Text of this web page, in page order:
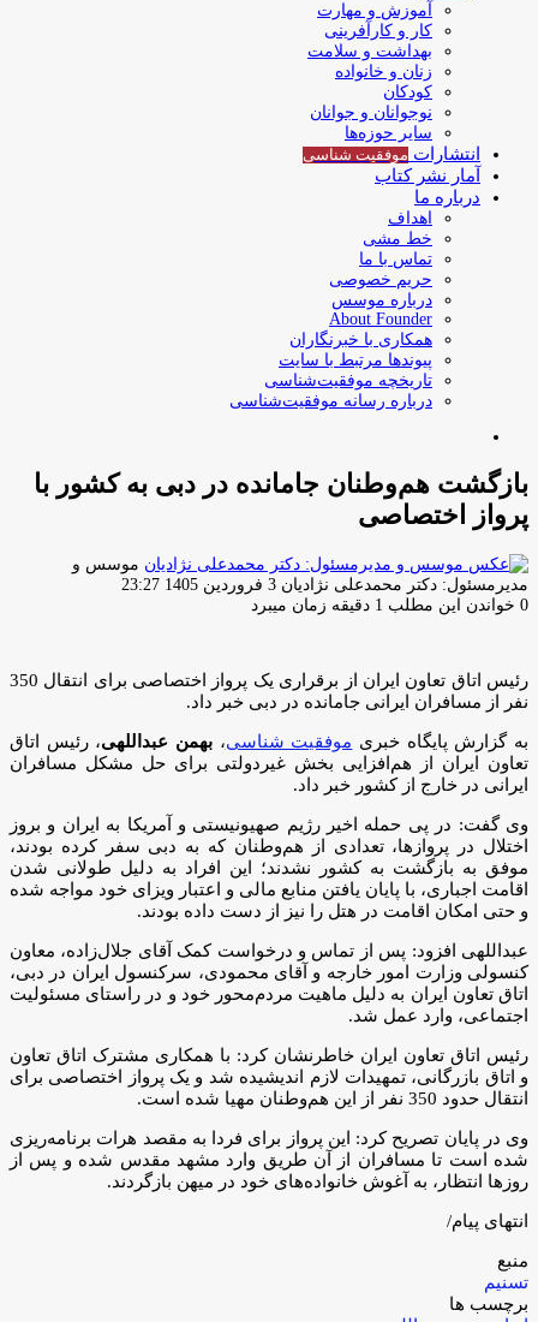
آموزش و مهارت
کار و کارآفرینی
بهداشت و سلامت
زنان و خانواده
کودکان
نوجوانان و جوانان
سایر حوزه‌ها
انتشارات موفقیت‌ شناسی
آمار نشر کتاب
درباره ما
اهداف
خط مشی
تماس با ما
حریم خصوصی
درباره موسس
About Founder
همکاری با خبرنگاران
پیوندها مرتبط با سایت
تاریخچه موفقیت‌شناسی
درباره رسانه موفقیت‌شناسی
بازگشت هم‌وطنان جامانده در دبی به کشور با
پرواز اختصاصی
موسس و
مدیرمسئول: دکتر محمدعلی نژادیان ارسال
ایمیل
3 فروردین 1405 23:27
0 خواندن این مطلب 1 دقیقه زمان میبرد
رئیس اتاق تعاون ایران از برقراری یک پرواز اختصاصی برای انتقال 350
نفر از مسافران ایرانی جامانده در دبی خبر داد.
به گزارش پایگاه خبری موفقیت شناسی، بهمن عبداللهی، رئیس اتاق
تعاون ایران از هم‌افزایی بخش غیردولتی برای حل مشکل مسافران
ایرانی در خارج از کشور خبر داد.
وی گفت: در پی حمله اخیر رژیم صهیونیستی و آمریکا به ایران و بروز
اختلال در پروازها، تعدادی از هم‌وطنان که به دبی سفر کرده بودند،
موفق به بازگشت به کشور نشدند؛ این افراد به دلیل طولانی شدن
اقامت اجباری، با پایان یافتن منابع مالی و اعتبار ویزای خود مواجه شده
و حتی امکان اقامت در هتل را نیز از دست داده بودند.
عبداللهی افزود: پس از تماس و درخواست کمک آقای جلال‌زاده، معاون
کنسولی وزارت امور خارجه و آقای محمودی، سرکنسول ایران در دبی،
اتاق تعاون ایران به دلیل ماهیت مردم‌محور خود و در راستای مسئولیت
اجتماعی، وارد عمل شد.
رئیس اتاق تعاون ایران خاطرنشان کرد: با همکاری مشترک اتاق تعاون
و اتاق بازرگانی، تمهیدات لازم اندیشیده شد و یک پرواز اختصاصی برای
انتقال حدود 350 نفر از این هم‌وطنان مهیا شده است.
وی در پایان تصریح کرد: این پرواز برای فردا به مقصد هرات برنامه‌ریزی
شده است تا مسافران از آن طریق وارد مشهد مقدس شده و پس از
روزها انتظار، به آغوش خانواده‌های خود در میهن بازگردند.
انتهای پیام/
منبع
تسنیم
برچسب ها